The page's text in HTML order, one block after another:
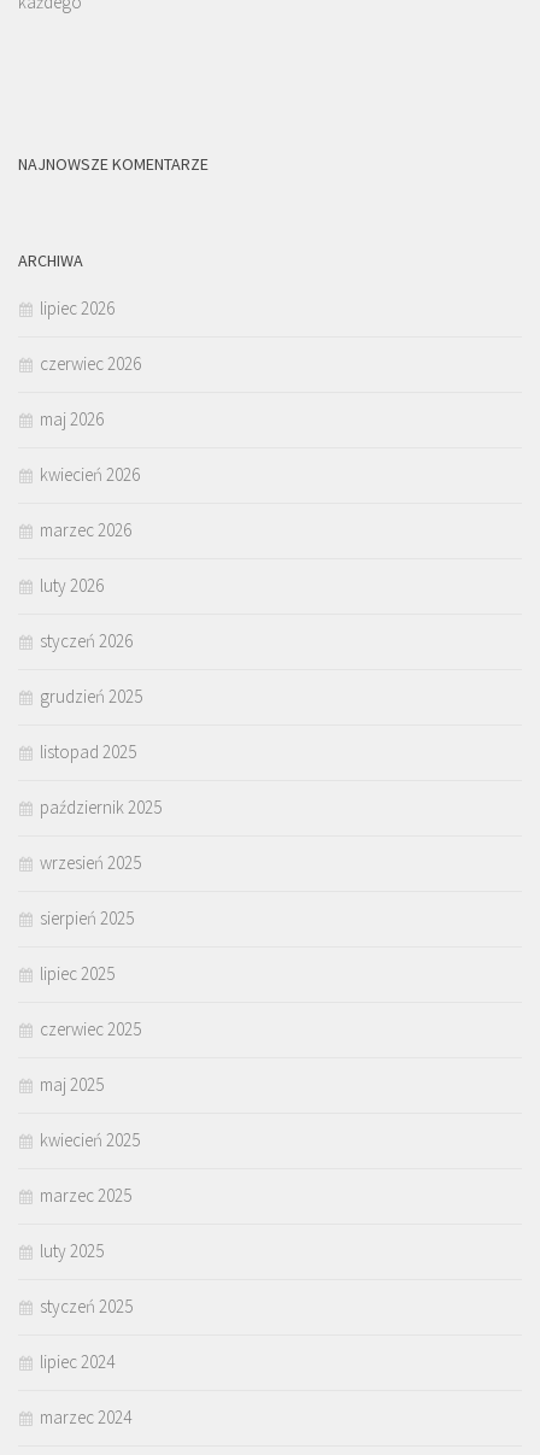
NAJNOWSZE KOMENTARZE
ARCHIWA
lipiec 2026
czerwiec 2026
maj 2026
kwiecień 2026
marzec 2026
luty 2026
styczeń 2026
grudzień 2025
listopad 2025
październik 2025
wrzesień 2025
sierpień 2025
lipiec 2025
czerwiec 2025
maj 2025
kwiecień 2025
marzec 2025
luty 2025
styczeń 2025
lipiec 2024
marzec 2024